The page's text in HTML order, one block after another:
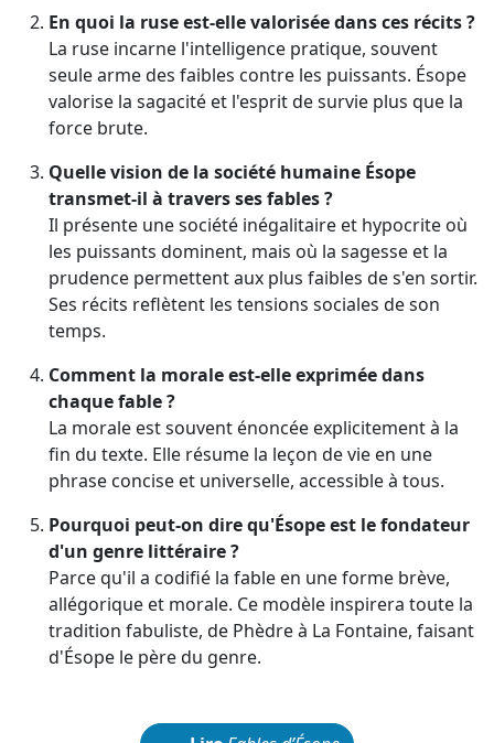
En quoi la ruse est-elle valorisée dans ces récits ?
La ruse incarne l'intelligence pratique, souvent
seule arme des faibles contre les puissants. Ésope
valorise la sagacité et l'esprit de survie plus que la
force brute.
Quelle vision de la société humaine Ésope
transmet-il à travers ses fables ?
Il présente une société inégalitaire et hypocrite où
les puissants dominent, mais où la sagesse et la
prudence permettent aux plus faibles de s'en sortir.
Ses récits reflètent les tensions sociales de son
temps.
Comment la morale est-elle exprimée dans
chaque fable ?
La morale est souvent énoncée explicitement à la
fin du texte. Elle résume la leçon de vie en une
phrase concise et universelle, accessible à tous.
Pourquoi peut-on dire qu'Ésope est le fondateur
d'un genre littéraire ?
Parce qu'il a codifié la fable en une forme brève,
allégorique et morale. Ce modèle inspirera toute la
tradition fabuliste, de Phèdre à La Fontaine, faisant
d'Ésope le père du genre.